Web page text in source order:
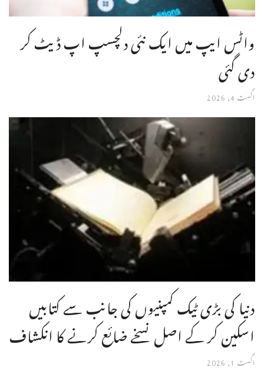
واٹس ایپ میں ایک نئی دلچسپ اپ ڈیٹ کر
دی گئی
اگست 4, 2026
دنیا کی بڑی ٹیک کمپنیوں کی جانب سے کتابیں
اسکین کر کے اصل نسخے ضائع کرنے کا انکشاف
اگست 1, 2026